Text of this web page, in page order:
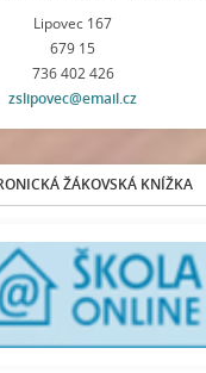
Lipovec 167
679 15
736 402 426
zslipovec@email.cz
ŽÁKOVSKÁ KNÍŽKA